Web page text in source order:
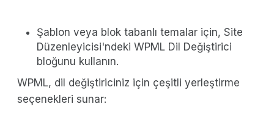
Şablon veya blok tabanlı temalar için, Site
Düzenleyicisi'ndeki WPML Dil Değiştirici
bloğunu kullanın.
WPML, dil değiştiriciniz için çeşitli yerleştirme
seçenekleri sunar: